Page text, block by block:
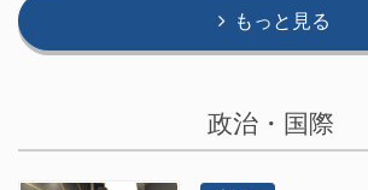
もっと見る
政治・国際